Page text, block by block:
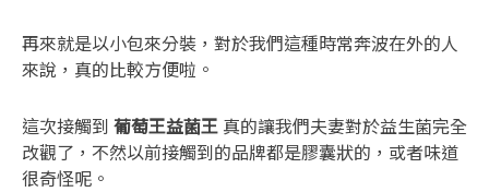
再來就是以小包來分裝，對於我們這種時常奔波在外的人
來說，真的比較方便啦。
這次接觸到 葡萄王益菌王 真的讓我們夫妻對於益生菌完全
改觀了，不然以前接觸到的品牌都是膠囊狀的，或者味道
很奇怪呢。